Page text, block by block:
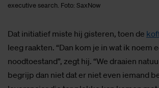
executive search. Foto: SaxNow
Dat initiatief miste hij gisteren, toen de
leeg raakten. “Dan kom je in wat ik noem
noodtoestand”, zegt hij. “We draaien
begrijp dan niet dat er niet even iemand